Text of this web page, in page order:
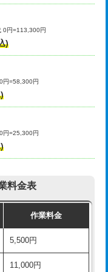
16,500円
現場見積
16,500円+材料費
11,000円+材料費
13,200円
16,500円
16,500円
0円=113,300円
)
円=58,300円
円=25,300円
料金表
作業料金
5,500円
11,000円